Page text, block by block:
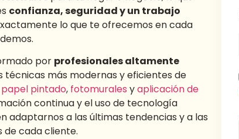
confianza, seguridad y un trabajo
lo que te ofrecemos en cada
por profesionales altamente
técnicas más modernas y eficientes de
pintado, fotomurales yaplicación de
continua y el uso de tecnología
adaptarnos a las últimas tendencias y a las
de cada cliente.